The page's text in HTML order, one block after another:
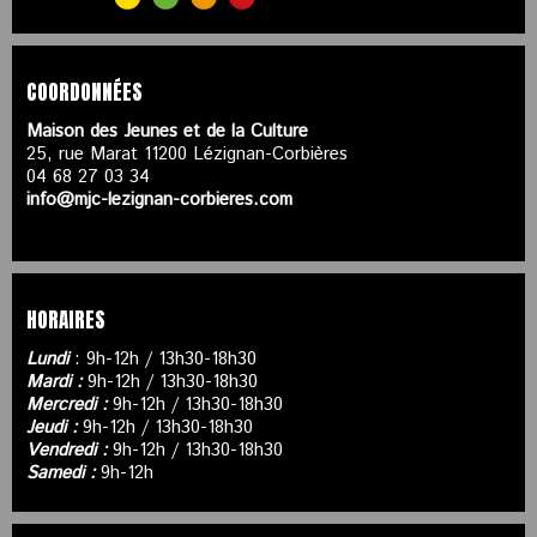
COORDONNÉES
Maison des Jeunes et de la Culture
25, rue Marat 11200 Lézignan-Corbières
04 68 27 03 34
info@mjc-lezignan-corbieres.com
HORAIRES
Lundi: 9h-12h / 13h30-18h30
Mardi :9h-12h / 13h30-18h30
Mercredi :9h-12h / 13h30-18h30
Jeudi :9h-12h / 13h30-18h30
Vendredi :9h-12h / 13h30-18h30
Samedi :9h-12h